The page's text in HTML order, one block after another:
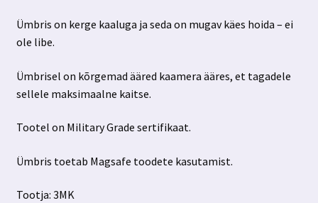
Ümbris on kerge kaaluga ja seda on mugav käes hoida – ei
ole libe.
Ümbrisel on kõrgemad ääred kaamera ääres, et tagadele
sellele maksimaalne kaitse.
Tootel on Military Grade sertifikaat.
Ümbris toetab Magsafe toodete kasutamist.
Tootja: 3MK